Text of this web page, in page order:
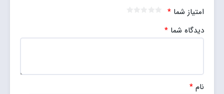
امتیاز شما *
دیدگاه شما *
نام *